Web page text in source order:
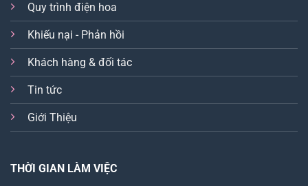
Quy trình điện hoa
Khiếu nại - Phản hồi
Khách hàng & đối tác
Tin tức
Giới Thiệu
THỜI GIAN LÀM VIỆC